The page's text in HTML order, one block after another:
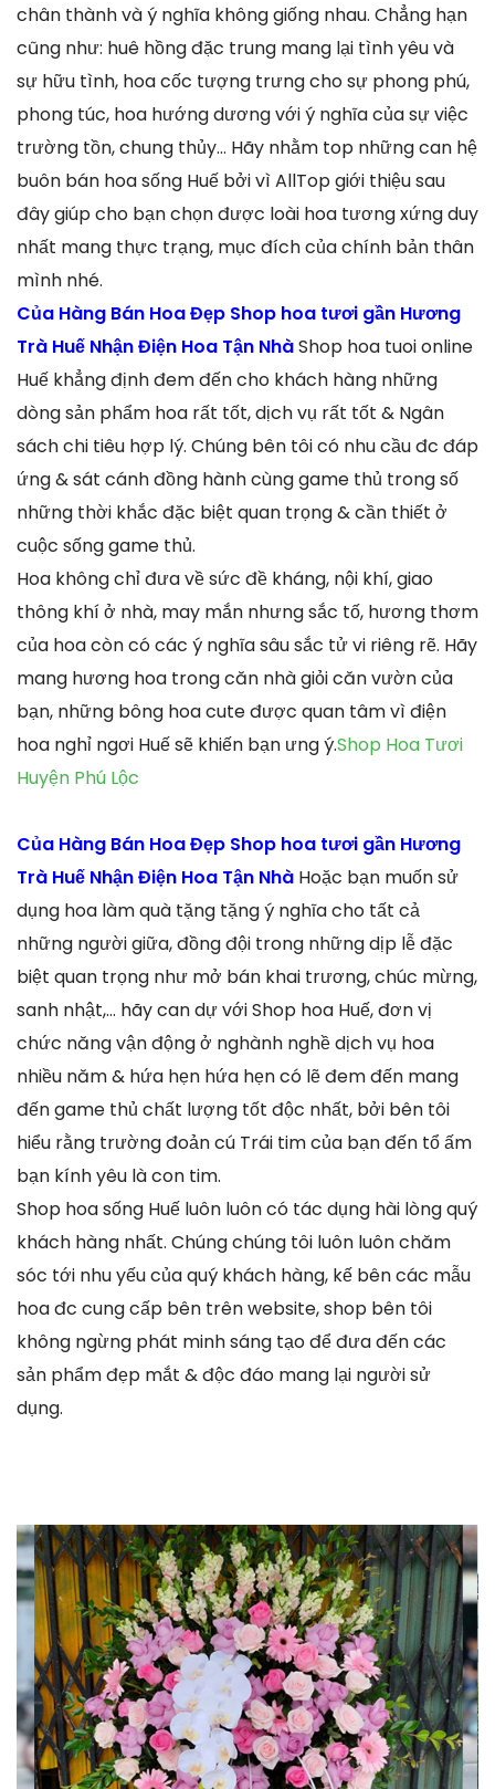
chân thành và ý nghĩa không giống nhau. Chẳng hạn
cũng như: huê hồng đặc trung mang lại tình yêu và
sự hữu tình, hoa cốc tượng trưng cho sự phong phú,
phong túc, hoa hướng dương với ý nghĩa của sự việc
trường tồn, chung thủy… Hãy nhằm top những can hệ
buôn bán hoa sống Huế bởi vì AllTop giới thiệu sau
đây giúp cho bạn chọn được loài hoa tương xứng duy
nhất mang thực trạng, mục đích của chính bản thân
mình nhé.
Của Hàng Bán Hoa Đẹp Shop hoa tươi gần Hương
Trà Huế Nhận Điện Hoa Tận NhàShop hoa tuoi online
Huế khẳng định đem đến cho khách hàng những
dòng sản phẩm hoa rất tốt, dịch vụ rất tốt & Ngân
sách chi tiêu hợp lý. Chúng bên tôi có nhu cầu đc đáp
ứng & sát cánh đồng hành cùng game thủ trong số
những thời khắc đặc biệt quan trọng & cần thiết ở
cuộc sống game thủ.
Hoa không chỉ đưa về sức đề kháng, nội khí, giao
thông khí ở nhà, may mắn nhưng sắc tố, hương thơm
của hoa còn có các ý nghĩa sâu sắc tử vi riêng rẽ. Hãy
mang hương hoa trong căn nhà giỏi căn vườn của
bạn, những bông hoa cute được quan tâm vì điện
hoa nghỉ ngơi Huế sẽ khiến bạn ưng ý.Shop Hoa Tươi
Huyện Phú Lộc
Của Hàng Bán Hoa Đẹp Shop hoa tươi gần Hương
Trà Huế Nhận Điện Hoa Tận Nhà Hoặc bạn muốn sử
dụng hoa làm quà tặng tặng ý nghĩa cho tất cả
những người giữa, đồng đội trong những dịp lễ đặc
biệt quan trọng như mở bán khai trương, chúc mừng,
sanh nhật,… hãy can dự với Shop hoa Huế, đơn vị
chức năng vận động ở nghành nghề dịch vụ hoa
nhiều năm & hứa hẹn hứa hẹn có lẽ đem đến mang
đến game thủ chất lượng tốt độc nhất, bởi bên tôi
hiểu rằng trường đoản cú Trái tim của bạn đến tổ ấm
bạn kính yêu là con tim.
Shop hoa sống Huế luôn luôn có tác dụng hài lòng quý
khách hàng nhất. Chúng chúng tôi luôn luôn chăm
sóc tới nhu yếu của quý khách hàng, kế bên các mẫu
hoa đc cung cấp bên trên website, shop bên tôi
không ngừng phát minh sáng tạo để đưa đến các
sản phẩm đẹp mắt & độc đáo mang lại người sử
dụng.